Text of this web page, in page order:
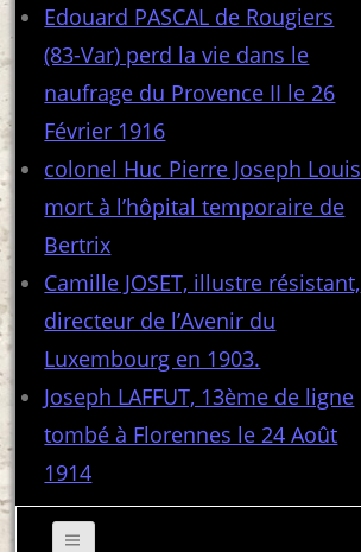
Edouard PASCAL de Rougiers
(83-Var) perd la vie dans le
naufrage du Provence II le 26
Février 1916
colonel Huc Pierre Joseph Louis
mort à l’hôpital temporaire de
Bertrix
Camille JOSET, illustre résistant,
directeur de l’Avenir du
Luxembourg en 1903.
Joseph LAFFUT, 13ème de ligne
tombé à Florennes le 24 Août
1914